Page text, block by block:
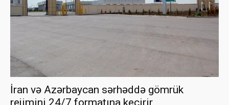
İran və Azərbaycan sərhəddə gömrük
rejimini 24/7 formatına keçirir